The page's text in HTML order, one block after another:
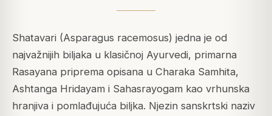
Shatavari (Asparagus racemosus) jedna je od
najvažnijih biljaka u klasičnoj Ayurvedi, primarna
Rasayana priprema opisana u Charaka Samhita,
Ashtanga Hridayam i Sahasrayogam kao vrhunska
hranjiva i pomlađujuća biljka. Njezin sanskrtski naziv